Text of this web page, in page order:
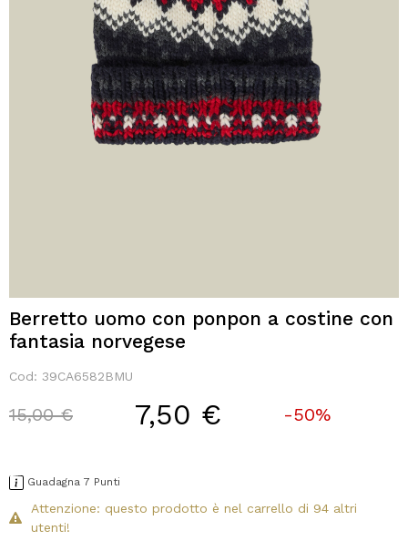
Berretto uomo con ponpon a costine con
fantasia norvegese
Cod: 39CA6582BMU
Price reduced from
15,00 €to 7,50 € -50%
Guadagna 7 Punti
Attenzione: questo prodotto è nel carrello di 94 altri
utenti!